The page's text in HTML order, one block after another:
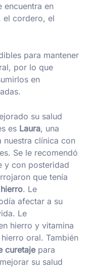
encuentra en
el cordero, el
para mantener
por lo que
en
su salud
es Laura, una
nuestra clínica con
Se le recomendó
y con posteridad
que tenía
. Le
afectar a su
Le
hierro y vitamina
oral. También
curetajepara
su salud